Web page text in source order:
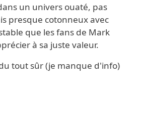
un univers ouaté, pas
presque cotonneux avec
que les fans de Mark
à sa juste valeur.
tout sûr (je manque d'info)